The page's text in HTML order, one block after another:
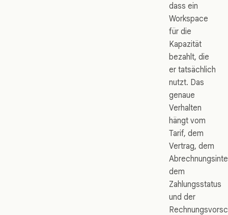
dass ein
Workspace
für die
Kapazität
bezahlt, die
er tatsächlich
nutzt. Das
genaue
Verhalten
hängt vom
Tarif, dem
Vertrag, dem
dem
Zahlungsstatus
und der